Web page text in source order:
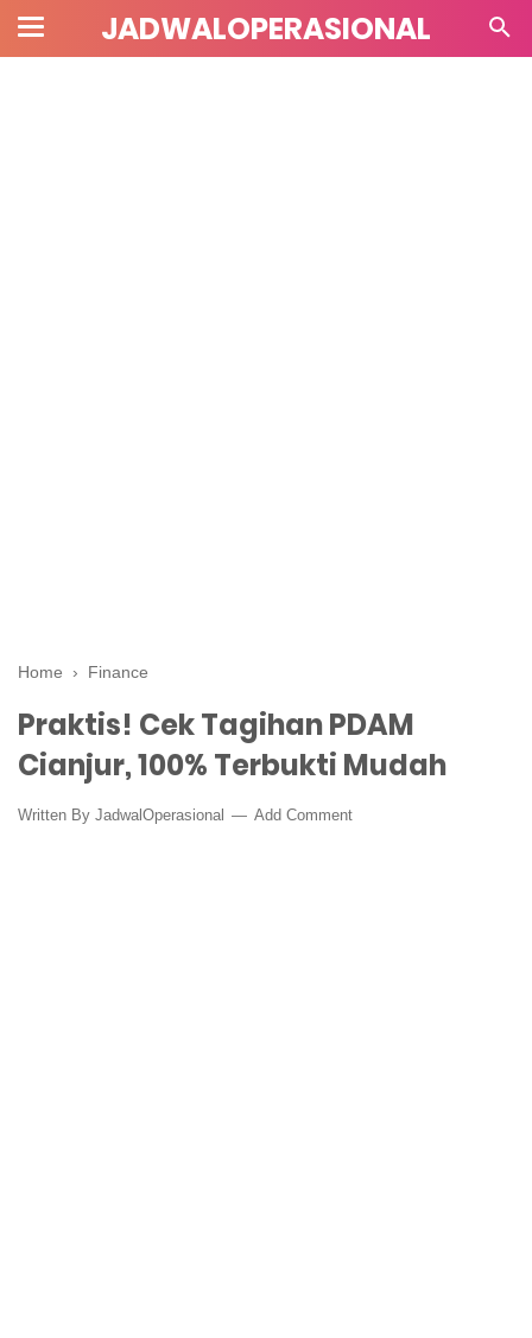
JADWALOPERASIONAL
Home › Finance
Praktis! Cek Tagihan PDAM
Cianjur, 100% Terbukti Mudah
Written By JadwalOperasional Add Comment